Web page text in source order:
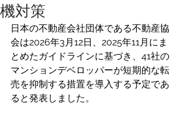
機対策
日本の不動産会社団体である不動産協
会は2026年3月12日、2025年11月にま
とめたガイドラインに基づき、41社の
マンションデベロッパーが短期的な転
売を抑制する措置を導入する予定であ
ると発表しました。